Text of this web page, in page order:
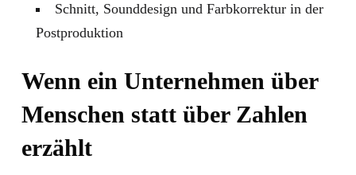
Schnitt, Sounddesign und Farbkorrektur in der
Postproduktion
Wenn ein Unternehmen über
Menschen statt über Zahlen
erzählt